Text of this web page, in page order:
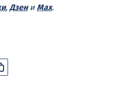
, Дзени Max.